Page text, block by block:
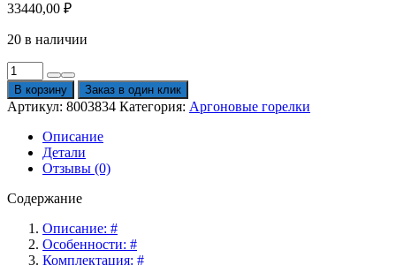
33440,00 ₽
20 в наличии
Количество
товара
Горелка
аргоновая
АГНИ-27У(190А,
8,0м,
вода)
В корзину Заказ в один клик
Артикул: 8003834 Категория: Аргоновые горелки
Описание
Детали
Отзывы (0)
Содержание
Описание: #
Особенности: #
Комплектация: #